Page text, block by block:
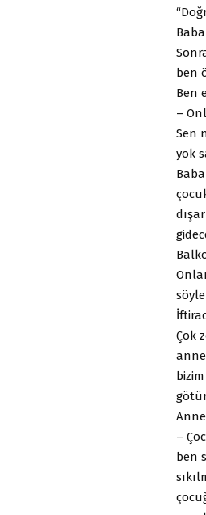
ben
Ben
–
Sen
yok
Çok
–
ben